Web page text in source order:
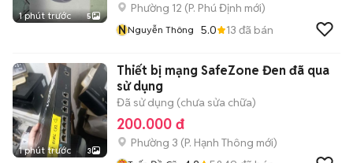
1 phút trước 5
Phường 12 (P. Phú Định mới)
NNguyễn Thông 5.0 13 đã bán
1 phút trước 3
Thiết bị mạng SafeZone Đen đã qua
sử dụng
Đã sử dụng (chưa sửa chữa)
200.000 đ
Phường 3 (P. Hạnh Thông mới)